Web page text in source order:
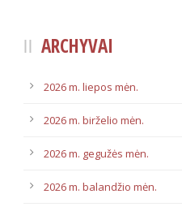
ARCHYVAI
2026 m. liepos mėn.
2026 m. birželio mėn.
2026 m. gegužės mėn.
2026 m. balandžio mėn.